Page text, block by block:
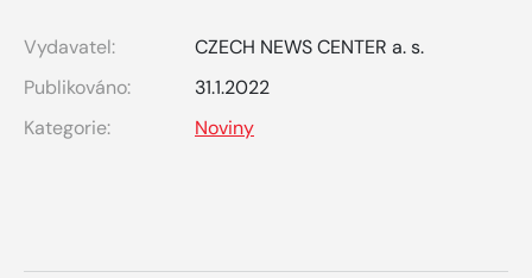
Vydavatel:
CZECH NEWS CENTER a. s.
Publikováno:
31.1.2022
Kategorie:
Noviny